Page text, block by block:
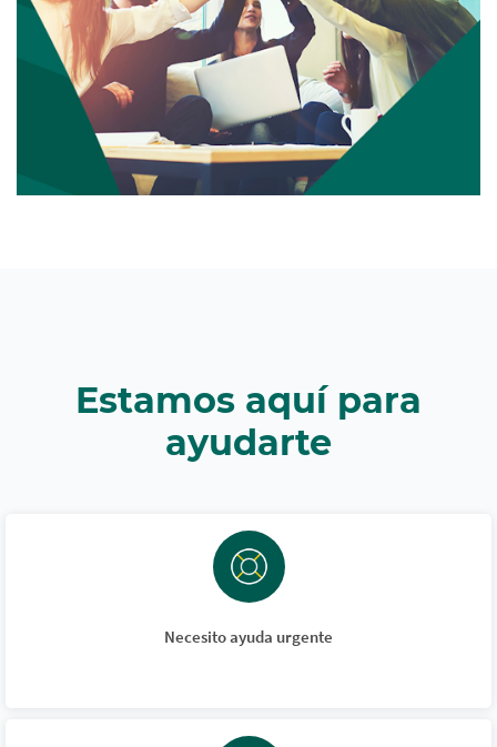
Estamos aquí para
ayudarte
Necesito ayuda urgente